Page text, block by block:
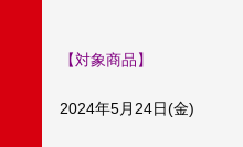
【対象商品】
2024年5月24日(金)